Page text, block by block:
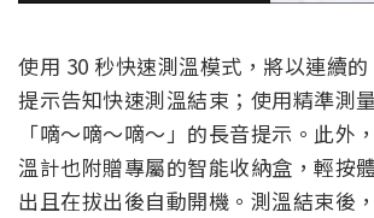
使用 30 秒快速測溫模式，將以連續
提示告知快速測溫結束；使用精準測
「嘀～嘀～嘀～」的長音提示。此外
溫計也附贈專屬的智能收納盒，輕按
出且在拔出後自動開機。測溫結束後